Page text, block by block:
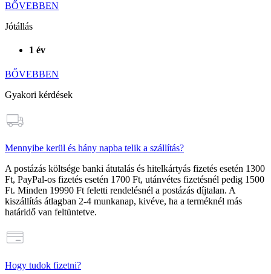
BŐVEBBEN
Jótállás
1 év
BŐVEBBEN
Gyakori kérdések
Mennyibe kerül és hány napba telik a szállítás?
A postázás költsége banki átutalás és hitelkártyás fizetés esetén 1300
Ft, PayPal-os fizetés esetén 1700 Ft, utánvétes fizetésnél pedig 1500
Ft. Minden 19990 Ft feletti rendelésnél a postázás díjtalan. A
kiszállítás átlagban 2-4 munkanap, kivéve, ha a terméknél más
határidő van feltüntetve.
Hogy tudok fizetni?